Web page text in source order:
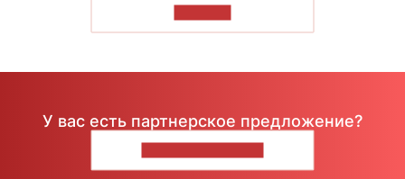
У вас есть партнерское предложение?